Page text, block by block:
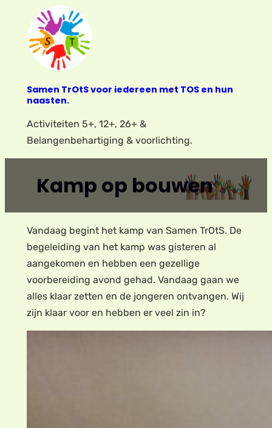
inhoud
Samen TrOtS voor iedereen met TOS en hun
naasten.
Activiteiten 5+, 12+, 26+ &
Belangenbehartiging & voorlichting.
Kamp op bouwen
Vandaag begint het kamp van Samen TrOtS. De
begeleiding van het kamp was gisteren al
aangekomen en hebben een gezellige
voorbereiding avond gehad. Vandaag gaan we
alles klaar zetten en de jongeren ontvangen. Wij
zijn klaar voor en hebben er veel zin in?